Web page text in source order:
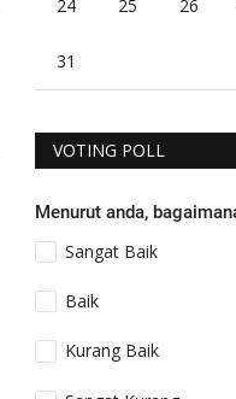
24 25 26
31
VOTING POLL
Menurut anda,
Sangat Baik
Baik
Kurang Baik